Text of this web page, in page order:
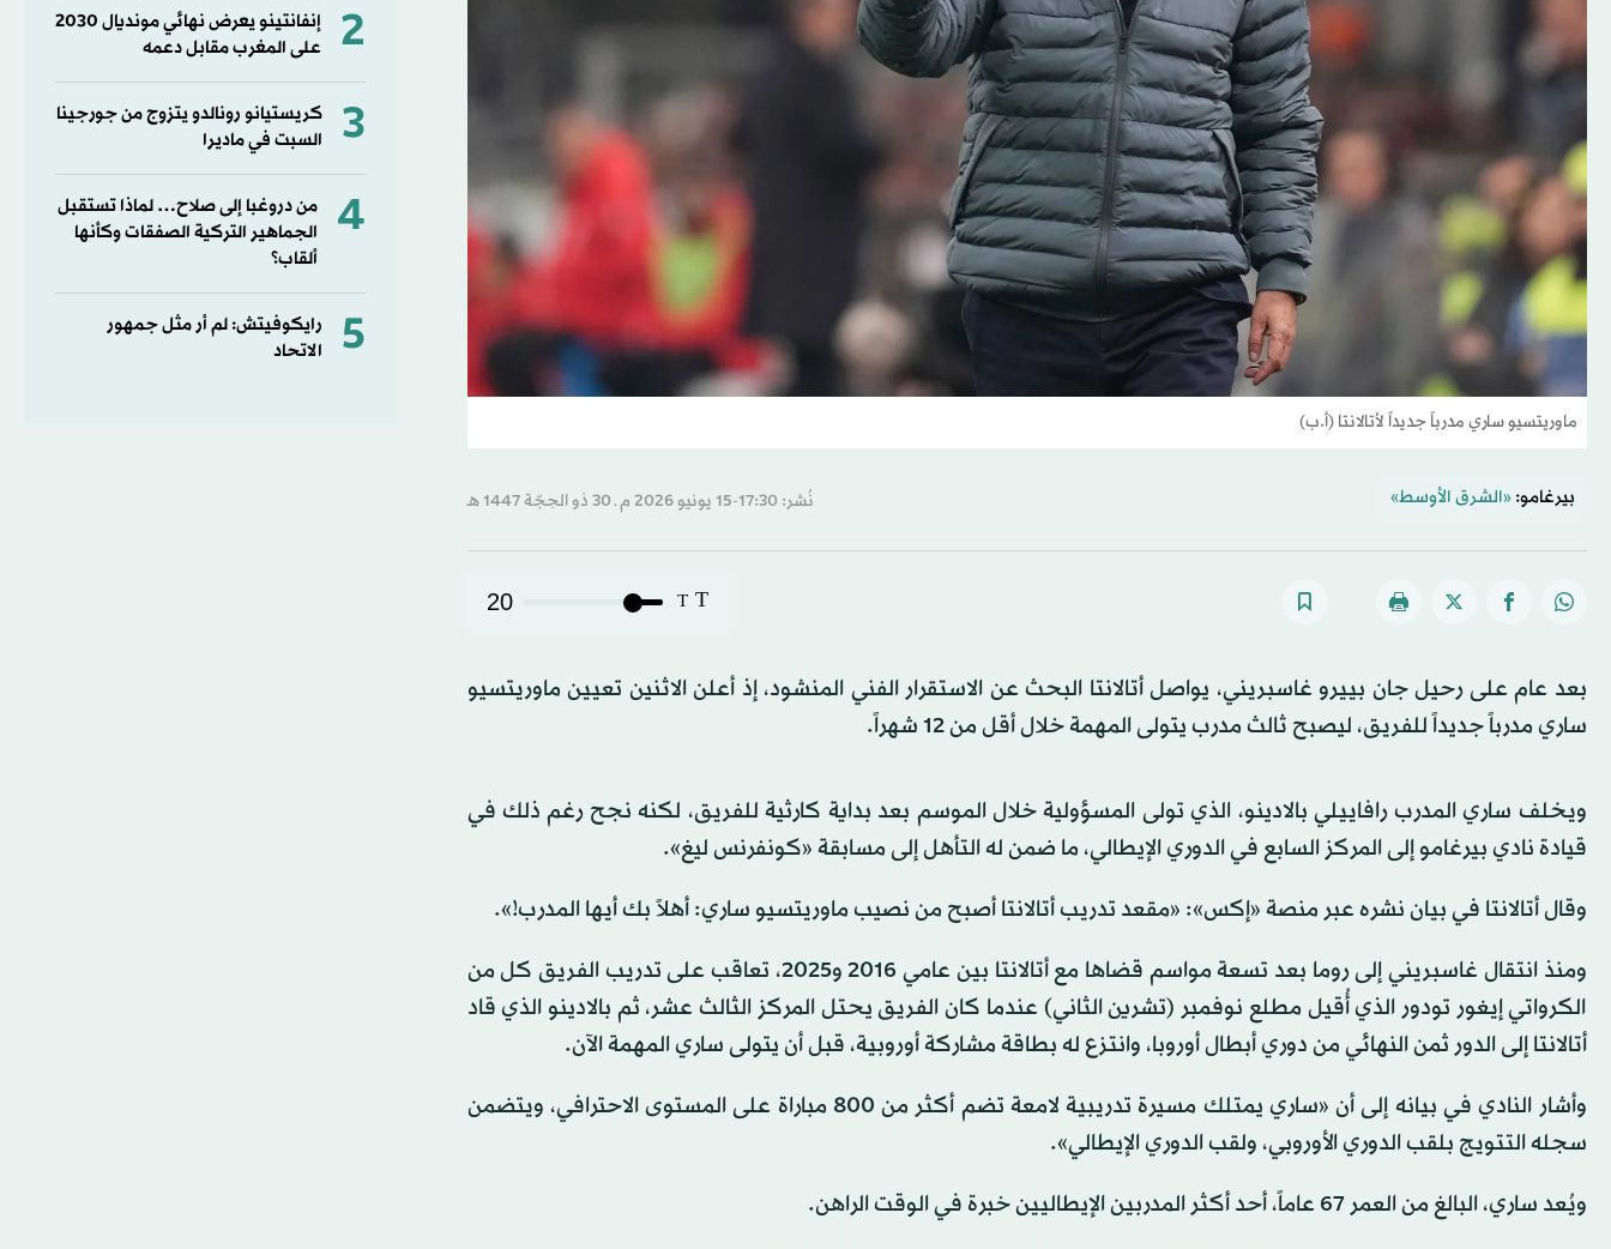
ماوريتسيو ساري مدرباً جديداً لأتالانتا (أ.ب)
بيرغامو: «الشرق الأوسط» نُشر: 17:30-15 يونيو 2026 م ـ 30 ذو الحِجّة 1447 هـ
T
T
20
بعد عام على رحيل جان بييرو غاسبريني، يواصل أتالانتا البحث عن الاستقرار الفني المنشود، إذ أعلن الاثنين تعيين ماوريتسيو
ساري مدرباً جديداً للفريق، ليصبح ثالث مدرب يتولى المهمة خلال أقل من 12 شهراً.
ويخلف ساري المدرب رافاييلي بالادينو، الذي تولى المسؤولية خلال الموسم بعد بداية كارثية للفريق، لكنه نجح رغم ذلك في
قيادة نادي بيرغامو إلى المركز السابع في الدوري الإيطالي، ما ضمن له التأهل إلى مسابقة «كونفرنس ليغ».
وقال أتالانتا في بيان نشره عبر منصة «إكس»: «مقعد تدريب أتالانتا أصبح من نصيب ماوريتسيو ساري: أهلاً بك أيها المدرب!».
ومنذ انتقال غاسبريني إلى روما بعد تسعة مواسم قضاها مع أتالانتا بين عامي 2016 و2025، تعاقب على تدريب الفريق كل من
الكرواتي إيغور تودور الذي أُقيل مطلع نوفمبر (تشرين الثاني) عندما كان الفريق يحتل المركز الثالث عشر، ثم بالادينو الذي قاد
أتالانتا إلى الدور ثمن النهائي من دوري أبطال أوروبا، وانتزع له بطاقة مشاركة أوروبية، قبل أن يتولى ساري المهمة الآن.
وأشار النادي في بيانه إلى أن «ساري يمتلك مسيرة تدريبية لامعة تضم أكثر من 800 مباراة على المستوى الاحترافي، ويتضمن
سجله التتويج بلقب الدوري الأوروبي، ولقب الدوري الإيطالي».
ويُعد ساري، البالغ من العمر 67 عاماً، أحد أكثر المدربين الإيطاليين خبرة في الوقت الراهن.
2
إنفانتينو يعرض نهائي مونديال 2030
على المغرب مقابل دعمه
3
كريستيانو رونالدو يتزوج من جورجينا
السبت في ماديرا
4
من دروغبا إلى صلاح… لماذا تستقبل
الجماهير التركية الصفقات وكأنها
ألقاب؟
5
رايكوفيتش: لم أر مثل جمهور
الاتحاد